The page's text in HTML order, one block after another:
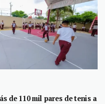
de 110 mil pares de tenis a